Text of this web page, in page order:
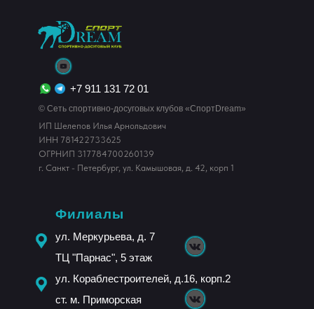
Филиалы
ул. Меркурьева, д. 7
ТЦ "Парнас", 5 этаж
ул. Кораблестроителей, д.16, корп.2
ст. м. Приморская
© Сеть спортивно-досуговых клубов «СпортDream»
ИП Шелепов Илья Арнольдович
ИНН 781422733625
ОГРНИП 317784700260139
г. Санкт - Петербург, ул. Камышовая, д. 42, корп 1
+7 911 131 72 01